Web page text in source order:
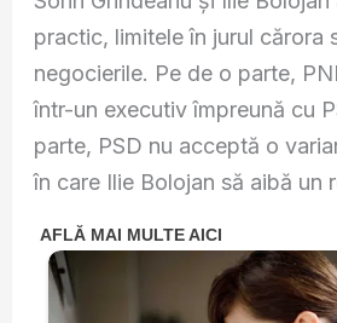
practic, limitele în jurul cărora
negocierile. Pe de o parte,
într-un executiv împreună cu
parte, PSD nu acceptă o
în care Ilie Bolojan să aibă un